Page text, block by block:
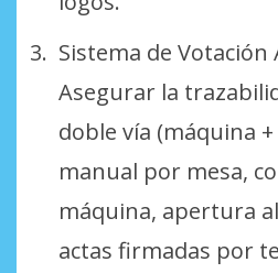
Sistema de
Asegurar la
doble vía (máquina
manual por mesa,
máquina, apertura
actas firmadas por